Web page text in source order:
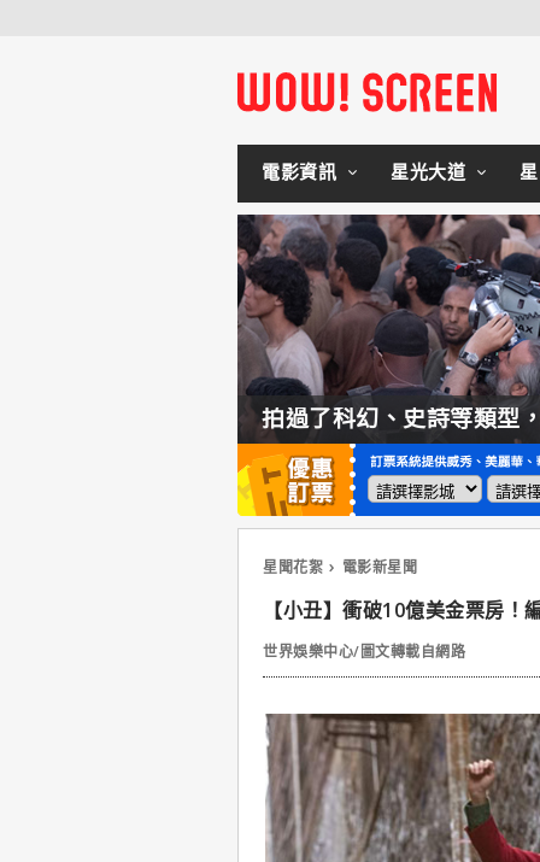
電影資訊 星光大道
拍過了科幻、史詩等類型
星聞花絮 電影新星聞
【小丑】衝破10億美金票房！
世界娛樂中心/圖文轉載自網路